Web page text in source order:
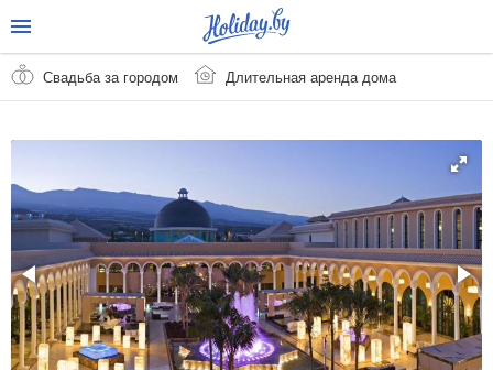
Свадьба за городом Длительная аренда дома